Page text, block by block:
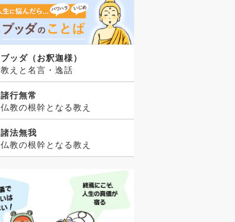
ブッダ（お釈迦様）
教えと名言・逸話
諸行無常
仏教の根幹となる教え
諸法無我
仏教の根幹となる教え